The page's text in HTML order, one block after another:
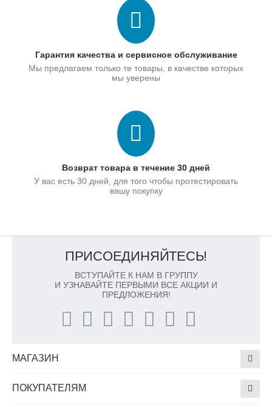
Гарантия качества и сервисное обслуживание
Мы предлагаем только те товары, в качестве которых
мы уверены
Возврат товара в течение 30 дней
У вас есть 30 дней, для того чтобы протестировать
вашу покупку
ПРИСОЕДИНЯЙТЕСЬ!
ВСТУПАЙТЕ К НАМ В ГРУППУ
И УЗНАВАЙТЕ ПЕРВЫМИ ВСЕ АКЦИИ И
ПРЕДЛОЖЕНИЯ!
МАГАЗИН
ПОКУПАТЕЛЯМ